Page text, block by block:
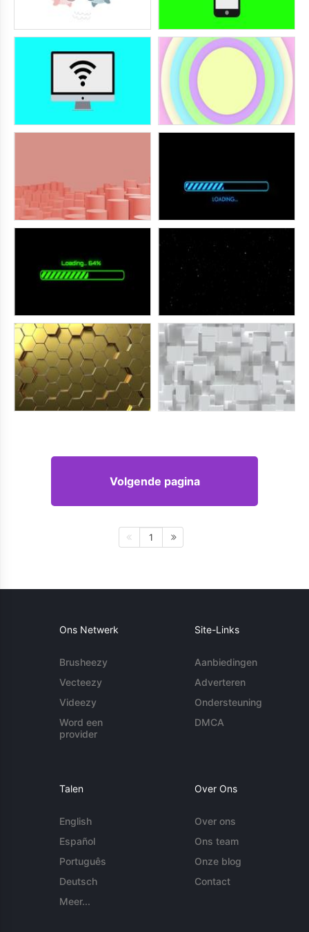
Volgende pagina
1
Ons Netwerk
Brusheezy
Vecteezy
Videezy
Word een
provider
Site-Links
Aanbiedingen
Adverteren
Ondersteuning
DMCA
Talen
English
Español
Português
Deutsch
Meer...
Over Ons
Over ons
Ons team
Onze blog
Contact